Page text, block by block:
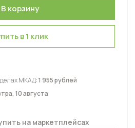
в 1 клик
МКАД:1 955 рублей
10 августа
на маркетплейсах